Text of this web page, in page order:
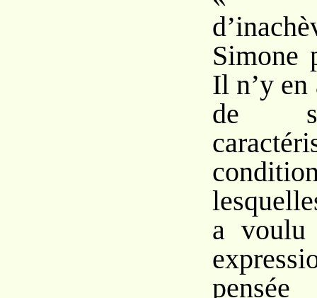
Simone
Il n’y en
de
a voulu